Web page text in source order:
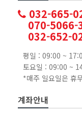
032-665-
070-5066-
032-652-
평일 : 09:00 ~
토요일 : 09:00 ~
*매주 일요일은 휴
계좌안내